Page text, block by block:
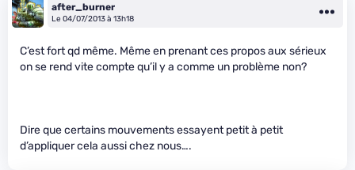
after_burner
Le 04/07/2013 à 13h18
C’est fort qd même. Même en prenant ces propos aux sérieux
on se rend vite compte qu’il y a comme un problème non?
Dire que certains mouvements essayent petit à petit
d’appliquer cela aussi chez nous….